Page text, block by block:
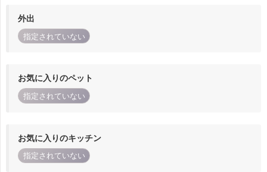
外出
指定されていない
お気に入りのペット
指定されていない
お気に入りのキッチン
指定されていない